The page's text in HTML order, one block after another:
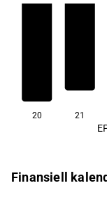
20
21
Finansiell